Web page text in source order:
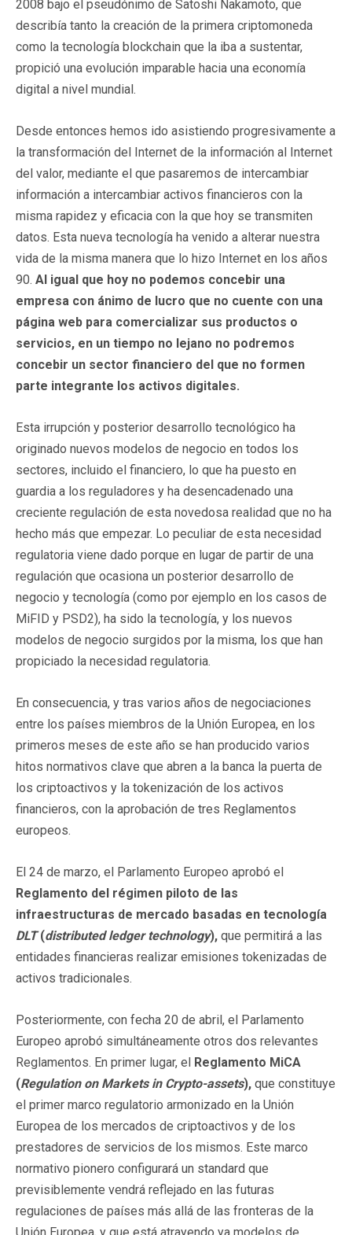
2008 bajo el pseudónimo de Satoshi Nakamoto, que
describía tanto la creación de la primera criptomoneda
como la tecnología blockchain que la iba a sustentar,
propició una evolución imparable hacia una economía
digital a nivel mundial.
Desde entonces hemos ido asistiendo progresivamente a
la transformación del Internet de la información al Internet
del valor, mediante el que pasaremos de intercambiar
información a intercambiar activos financieros con la
misma rapidez y eficacia con la que hoy se transmiten
datos. Esta nueva tecnología ha venido a alterar nuestra
vida de la misma manera que lo hizo Internet en los años
90. Al igual que hoy no podemos concebir una
empresa con ánimo de lucro que no cuente con una
página web para comercializar sus productos o
servicios, en un tiempo no lejano no podremos
concebir un sector financiero del que no formen
parte integrante los activos digitales.
Esta irrupción y posterior desarrollo tecnológico ha
originado nuevos modelos de negocio en todos los
sectores, incluido el financiero, lo que ha puesto en
guardia a los reguladores y ha desencadenado una
creciente regulación de esta novedosa realidad que no ha
hecho más que empezar. Lo peculiar de esta necesidad
regulatoria viene dado porque en lugar de partir de una
regulación que ocasiona un posterior desarrollo de
negocio y tecnología (como por ejemplo en los casos de
MiFID y PSD2), ha sido la tecnología, y los nuevos
modelos de negocio surgidos por la misma, los que han
propiciado la necesidad regulatoria.
En consecuencia, y tras varios años de negociaciones
entre los países miembros de la Unión Europea, en los
primeros meses de este año se han producido varios
hitos normativos clave que abren a la banca la puerta de
los criptoactivos y la tokenización de los activos
financieros, con la aprobación de tres Reglamentos
europeos.
El 24 de marzo, el Parlamento Europeo aprobó el
Reglamento del régimen piloto de las
infraestructuras de mercado basadas en tecnología
DLT(distributed ledger technology), que permitirá a las
entidades financieras realizar emisiones tokenizadas de
activos tradicionales.
Posteriormente, con fecha 20 de abril, el Parlamento
Europeo aprobó simultáneamente otros dos relevantes
Reglamentos. En primer lugar, el Reglamento MiCA
(Regulation on Markets in Crypto-assets), que constituye
el primer marco regulatorio armonizado en la Unión
Europea de los mercados de criptoactivos y de los
prestadores de servicios de los mismos. Este marco
normativo pionero configurará un standard que
previsiblemente vendrá reflejado en las futuras
regulaciones de países más allá de las fronteras de la
Unión Europea, y que está atrayendo ya modelos de